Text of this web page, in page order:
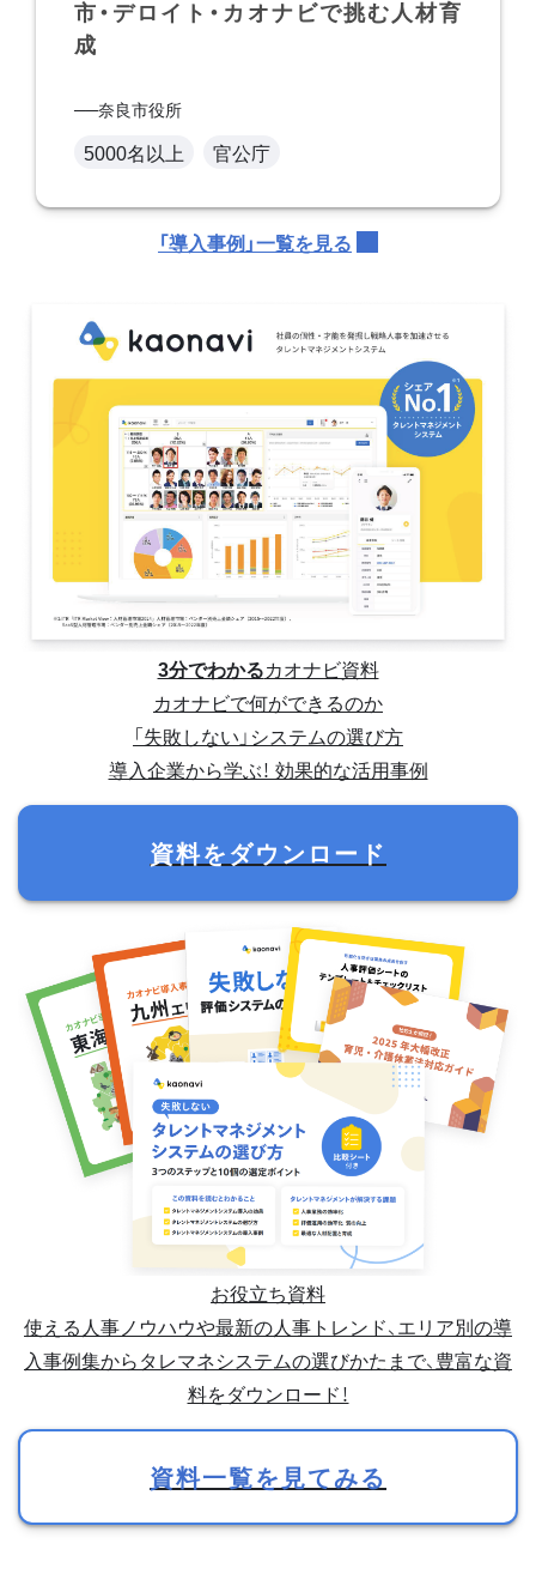
市・デロイト・カオナビで挑む人材育
成
奈良市役所
5000名以上 官公庁
「導入事例」一覧を見る
3分でわかるカオナビ資料
カオナビで何ができるのか
「失敗しない」システムの選び方
導入企業から学ぶ！ 効果的な活用事例
資料をダウンロード
お役立ち資料
使える人事ノウハウや最新の人事トレンド、エリア別の導
入事例集からタレマネシステムの選びかたまで、豊富な資
料をダウンロード！
資料一覧を見てみる